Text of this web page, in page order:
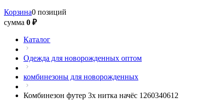
Корзина0 позиций
сумма 0 ₽
Каталог
Одежда для новорожденных оптом
комбинезоны для новорожденных
Комбинезон футер 3х нитка начёс 1260340612